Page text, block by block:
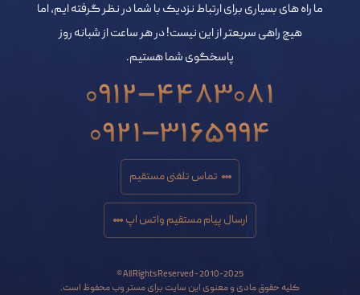
ما راه های بسیاری برای ارتباط نزدیک با شما در نظر گرفته ایم، اما
هیچ راهی سریعتر از این نیست! در هر ساعت از شبانه روز
پاسخگوی شما هستیم.
0912-4483081
0921-3165994
تماس تلفنی مستقیم
ارسال پیام مستقیم واتس اپ
All Rights Reserved - 2010-2025 ©
کلیه حقوق مادی و معنوی این سایت برای مستر وب محفوظ است.